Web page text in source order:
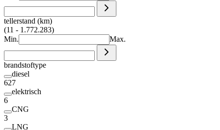
tellerstand (km)
(11 - 1.772.283)
Min.
Max.
brandstoftype
diesel
627
elektrisch
6
CNG
3
LNG